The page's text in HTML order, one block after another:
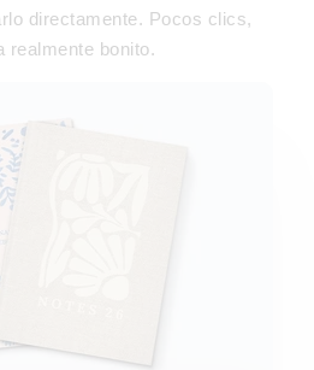
directamente. Pocos clics,
bonito.